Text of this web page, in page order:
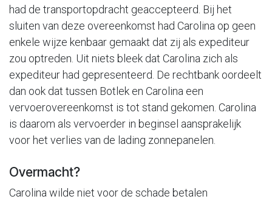
had de transportopdracht geaccepteerd. Bij het
sluiten van deze overeenkomst had Carolina op geen
enkele wijze kenbaar gemaakt dat zij als expediteur
zou optreden. Uit niets bleek dat Carolina zich als
expediteur had gepresenteerd. De rechtbank oordeelt
dan ook dat tussen Botlek en Carolina een
vervoerovereenkomst is tot stand gekomen. Carolina
is daarom als vervoerder in beginsel aansprakelijk
voor het verlies van de lading zonnepanelen.
Overmacht?
Carolina wilde niet voor de schade betalen